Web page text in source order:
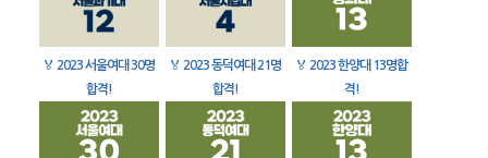
🏅 2023 서울여대 30명
합격!
🏅 2023 동덕여대 21명
합격!
🏅 2023 한양대 13명합
격!